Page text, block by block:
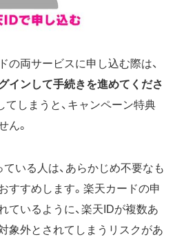
の両サービスに申し込む際は、
インして手続きを進めてくださ
しまうと、キャンペーン特典
ん。
ている人は、あらかじめ不要なも
すすめします。楽天カードの申
ているように、楽天IDが複数あ
象外とされてしまうリスクがあ